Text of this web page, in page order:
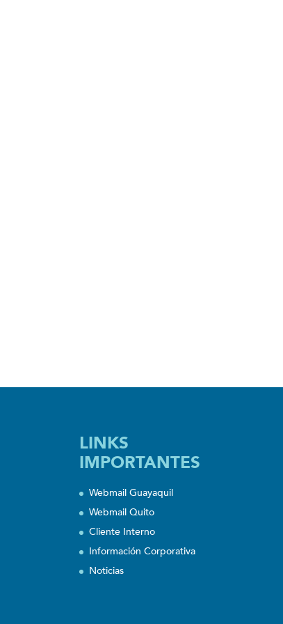
LINKS
IMPORTANTES
Webmail Guayaquil
Webmail Quito
Cliente Interno
Información Corporativa
Noticias